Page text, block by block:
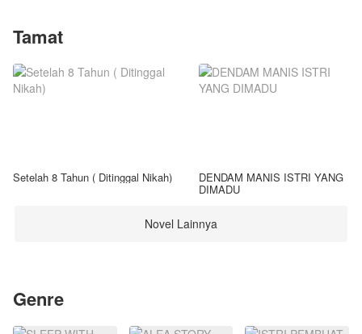
Tamat
Setelah 8 Tahun ( Ditinggal Nikah) DENDAM MANIS ISTRI YANG
DIMADU
Novel Lainnya
Genre